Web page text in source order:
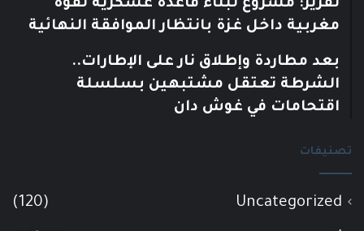
تقرير: مشروع لبناء قاعدة عسكرية لقوة
مغربية داخل غزة بانتظار الموافقة النهائية
بعد مطاردة وإطلاق نار على الإطارات..
الشرطة تعتقل مشتبهين بسلسلة
اقتحامات في غوش دان
تصنيفات
Uncategorized
(120)